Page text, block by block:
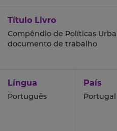
Título Livro
Compêndio de Políticas
documento de trabalho
Língua
Português
País
Portugal